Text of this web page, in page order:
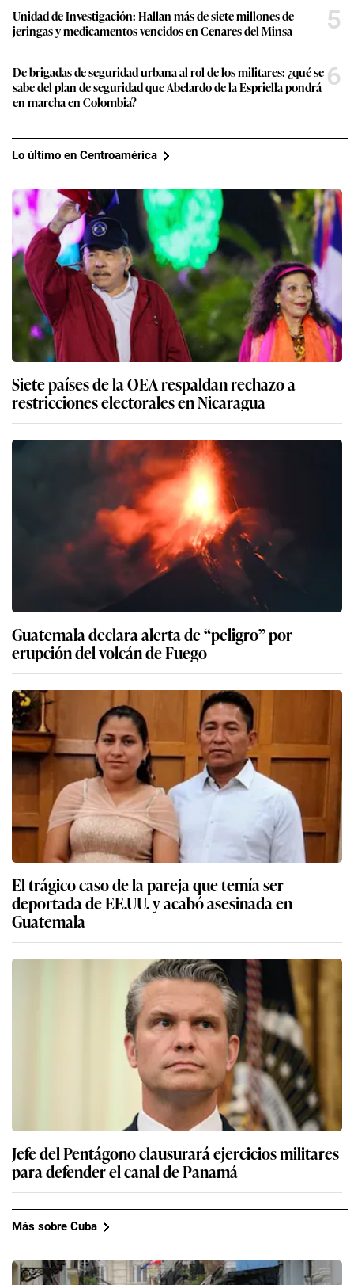
Unidad de Investigación: Hallan más de siete millones de
jeringas y medicamentos vencidos en Cenares del Minsa
5
De brigadas de seguridad urbana al rol de los militares: ¿qué se
sabe del plan de seguridad que Abelardo de la Espriella pondrá
en marcha en Colombia?
6
Lo último en Centroamérica
Siete países de la OEA respaldan rechazo a
restricciones electorales en Nicaragua
Guatemala declara alerta de “peligro” por
erupción del volcán de Fuego
El trágico caso de la pareja que temía ser
deportada de EE.UU. y acabó asesinada en
Guatemala
Jefe del Pentágono clausurará ejercicios militares
para defender el canal de Panamá
Más sobre Cuba